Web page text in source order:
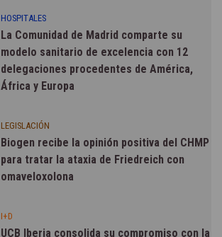
HOSPITALES
La Comunidad de Madrid comparte su
modelo sanitario de excelencia con 12
delegaciones procedentes de América,
África y Europa
LEGISLACIÓN
Biogen recibe la opinión positiva del CHMP
para tratar la ataxia de Friedreich con
omaveloxolona
I+D
UCB Iberia consolida su compromiso con la